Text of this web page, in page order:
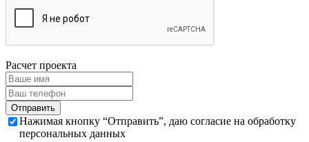
Расчет проекта
Нажимая кнопку “Отправить”, даю согласие на обработку
персональных данных